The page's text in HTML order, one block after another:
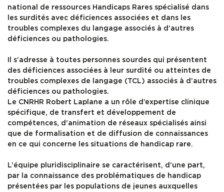
national de ressources Handicaps Rares spécialisé dans
les surdités avec déficiences associées et dans les
troubles complexes du langage associés à d’autres
déficiences ou pathologies.
Il s’adresse à toutes personnes sourdes qui présentent
des déficiences associées à leur surdité ou atteintes de
troubles complexes de langage (TCL) associés à d’autres
déficiences ou pathologies.
Le CNRHR Robert Laplane a un rôle d’expertise clinique
spécifique, de transfert et développement de
compétences, d’animation de réseaux spécialisés ainsi
que de formalisation et de diffusion de connaissances
en ce qui concerne les situations de handicap rare.
L’équipe pluridisciplinaire se caractérisent, d’une part,
par la connaissance des problématiques de handicap
présentées par les populations de jeunes auxquelles